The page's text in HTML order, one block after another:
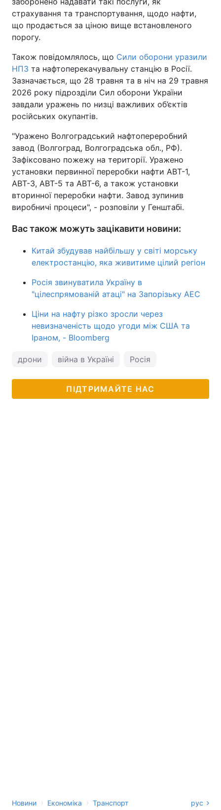
страхування та транспортування, щодо нафти,
що продається за ціною вище встановленого
порогу.
Також повідомлялось, що Сили оборони уразили
НПЗ та нафтоперекачувальну станцію в Росії.
Зазначається, що 28 травня та в ніч на 29 травня
2026 року підрозділи Сил оборони України
завдали уражень по низці важливих об’єктів
російських окупантів.
"Уражено Волгоградський нафтопереробний
завод (Волгоград, Волгоградська обл., РФ).
Зафіксовано пожежу на території. Уражено
установки первинної переробки нафти АВТ-1,
АВТ-3, АВТ-5 та АВТ-6, а також установки
вторинної переробки нафти. Завод зупинив
виробничі процеси", - розповіли у Генштабі.
Вас також можуть зацікавити новини:
Китай збудував найбільшу у світі морську
електростанцію, яка живитиме цілий регіон
Росія звинуватила Україну в
"цілеспрямованій атаці" на Запорізьку АЕС
Ціни на нафту різко зросли через
невизначеність щодо угоди між США та
Іраном, - Bloomberg
дрони війна в Україні Росія
ПІДТРИМАЙТЕ НАС
Новини › Економіка › Транспорт рус